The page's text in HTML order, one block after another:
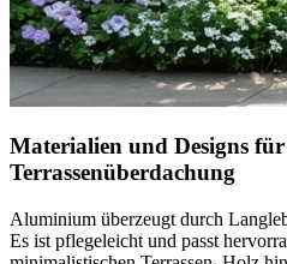
Materialien und Designs für
Terrassenüberdachung
Aluminium überzeugt durch
Es ist pflegeleicht und passt